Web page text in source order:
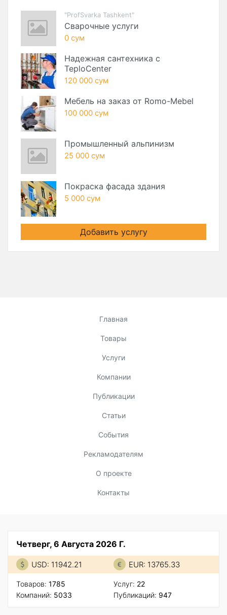
"ProfSvarka Tashkent"
Сварочные услуги
0 сум
Надежная сантехника с
TeploCenter
120 000 сум
Мебель на заказ от Romo-Mebel
100 000 сум
Промышленный альпинизм
25 000 сум
Покраска фасада здания
5 000 сум
Добавить услугу
Главная
Товары
Услуги
Компании
Публикации
Статьи
События
Рекламодателям
О проекте
Контакты
Четверг, 6 Августа 2026 Г.
USD: 11942.21 EUR: 13765.33
Товаров: 1785
Компаний: 5033
Услуг: 22
Публикаций: 947